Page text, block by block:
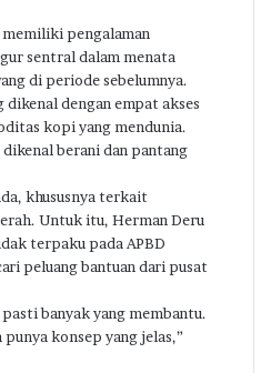
pengalaman
sentral dalam menata
di periode sebelumnya.
dengan empat akses
kopi yang mendunia.
berani dan pantang
khususnya terkait
Untuk itu, Herman Deru
terpaku pada APBD
peluang bantuan dari pusat
banyak yang membantu.
konsep yang jelas,”